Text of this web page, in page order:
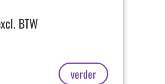
BTW
verder